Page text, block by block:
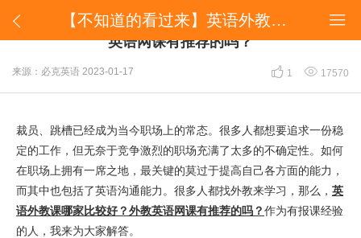
 
【不知道的看过来】英语外教课哪家比较好？外教英语网课有推荐的吗？
【不知道的看过来】英语外教课哪家比较好？外教
英语网课有推荐的吗？
来源：必克英语 2023-01-17  1  17570
裁员、跳槽已经成为当今职场上的常态。很多人都想要追求一份稳
定的工作，但无奈于竞争激烈的职场充满了太多的不确定性。如何
在职场上拥有一席之地，最关键的莫过于提高自己各方面的能力，
而其中也包括了英语沟通能力。很多人都找外教来学习，那么， 英
语外教课哪家比较好？外教英语网课有推荐的吗？作为有报课经验
的人，我来为大家解答。